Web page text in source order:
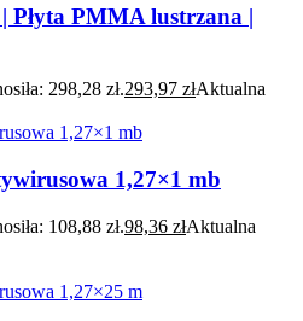
Płyta PMMA lustrzana |
298,28 zł.293,97 złAktualna
1,27×1 mb
108,88 zł.98,36 złAktualna